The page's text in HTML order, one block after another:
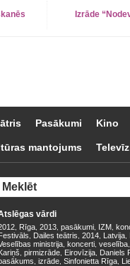
Izrāde
Pasākumi Kino
mantojums
vārdi
Rīga 2013 pasākumi IZM
Dailes teātris 2014 Latvija
ministrija koncerti veselība
pirmizrāde Eirovīzija Daniels
izrāde Sinfonietta Rīga